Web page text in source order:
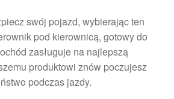
swój pojazd, wybierając ten
pod kierownicą, gotowy do
zasługuje na najlepszą
produktowi znów poczujesz
podczas jazdy.